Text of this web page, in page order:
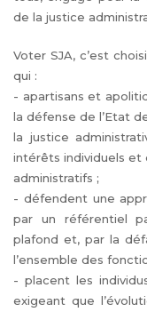
de la justice
Voter SJA, c’est
qui :
- apartisans et
la défense de l’Etat
la justice
intérêts individuels
administratifs ;
- défendent une
par un référentiel
plafond et, par la
l’ensemble des
- placent les
exigeant que